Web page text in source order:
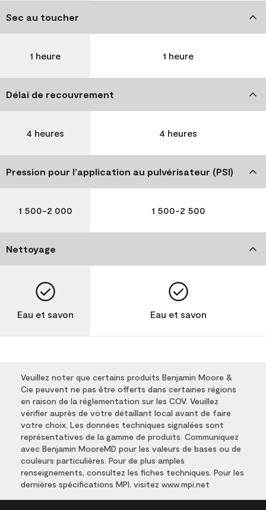
Sec au toucher
1 heure 1 heure
Délai de recouvrement
4 heures 4 heures
Pression pour l’application au pulvérisateur (PSI)
1 500-2 000 1 500-2 500
Nettoyage
Eau et savon Eau et savon
Veuillez noter que certains produits Benjamin Moore &
Cie peuvent ne pas être offerts dans certaines régions
en raison de la réglementation sur les COV. Veuillez
vérifier auprès de votre détaillant local avant de faire
votre choix. Les données techniques signalées sont
représentatives de la gamme de produits. Communiquez
avec Benjamin MooreMD pour les valeurs de bases ou de
couleurs particulières. Pour de plus amples
renseignements, consultez les fiches techniques. Pour les
dernières spécifications MPI, visitez www.mpi.net